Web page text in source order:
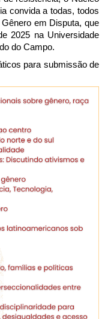
convida a todas, todos
em Disputa, que
2025 na Universidade
do Campo.
para submissão de